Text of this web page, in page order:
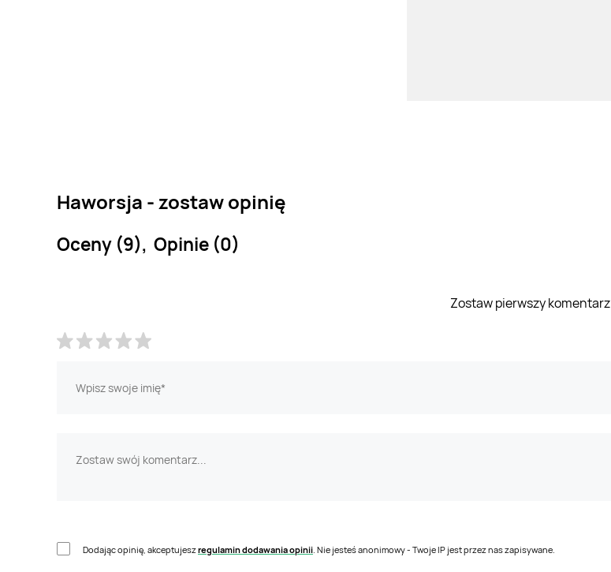
Haworsja - zostaw opinię
Oceny (9), Opinie (0)
Zostaw pierwszy komentarz
Dodając opinię, akceptujeszregulamin dodawania opinii . Nie jesteś anonimowy - Twoje IP jest przez nas zapisywane.